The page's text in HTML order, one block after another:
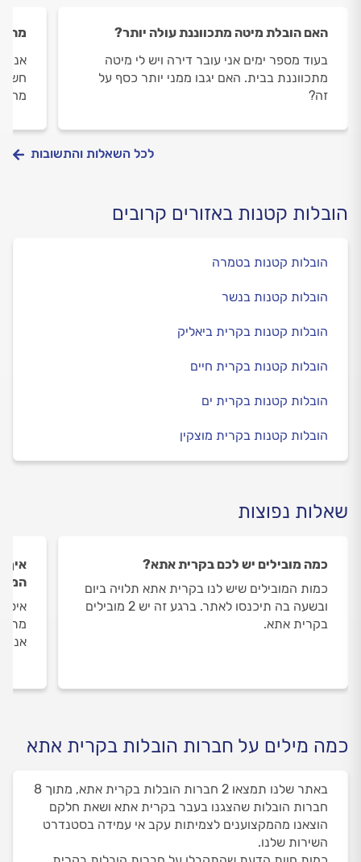
האם הובלת מיטה מתכווננת עולה יותר?
בעוד מספר ימים אני עובר דירה ויש לי מיטה
מתכווננת בבית. האם יגבו ממני יותר כסף על
זה?
מה
אני
לכל השאלות והתשובות
הובלות קטנות באזורים קרובים
הובלות קטנות בטמרה
הובלות קטנות בנשר
הובלות קטנות בקרית ביאליק
הובלות קטנות בקרית חיים
הובלות קטנות בקרית ים
הובלות קטנות בקרית מוצקין
שאלות נפוצות
כמה מובילים יש לכם בקרית אתא?
כמות המובילים שיש לנו בקרית אתא תלויה ביום
ובשעה בה תיכנסו לאתר. ברגע זה יש 2 מובילים
בקרית אתא.
איך
אנו
כמה מילים על חברות הובלות בקרית אתא
באתר שלנו תמצאו 2 חברות הובלות בקרית אתא, מתוך 8
חברות הובלות שהצגנו בעבר בקרית אתא ושאת חלקם
הוצאנו מהמקצוענים לצמיתות עקב אי עמידה בסטנדרט
השירות שלנו.